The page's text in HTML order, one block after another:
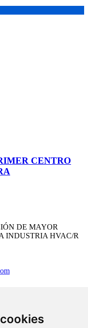
CENTRO
DE MAYOR
INDUSTRIA HVAC/R